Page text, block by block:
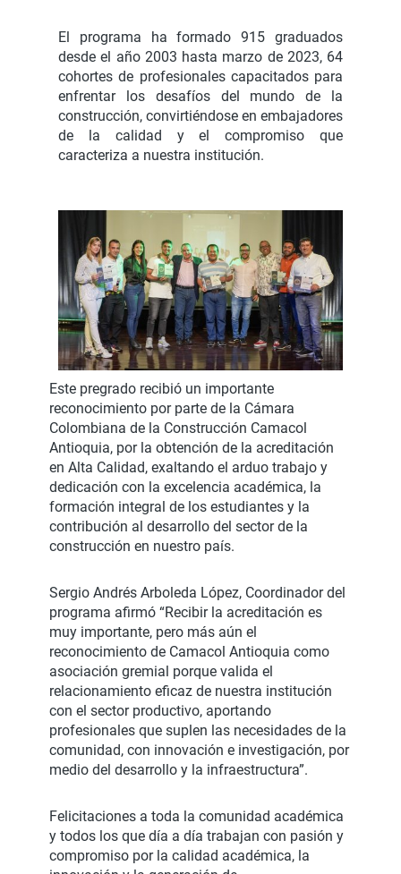
El programa ha formado 915 graduados
desde el año 2003 hasta marzo de 2023, 64
cohortes de profesionales capacitados para
enfrentar los desafíos del mundo de la
construcción, convirtiéndose en embajadores
de la calidad y el compromiso que
caracteriza a nuestra institución.
Este pregrado recibió un importante
reconocimiento por parte de la Cámara
Colombiana de la Construcción Camacol
Antioquia, por la obtención de la acreditación
en Alta Calidad, exaltando el arduo trabajo y
dedicación con la excelencia académica, la
formación integral de los estudiantes y la
contribución al desarrollo del sector de la
construcción en nuestro país.
Sergio Andrés Arboleda López, Coordinador del
programa afirmó “Recibir la acreditación es
muy importante, pero más aún el
reconocimiento de Camacol Antioquia como
asociación gremial porque valida el
relacionamiento eficaz de nuestra institución
con el sector productivo, aportando
profesionales que suplen las necesidades de la
comunidad, con innovación e investigación, por
medio del desarrollo y la infraestructura”.
Felicitaciones a toda la comunidad académica
y todos los que día a día trabajan con pasión y
compromiso por la calidad académica, la